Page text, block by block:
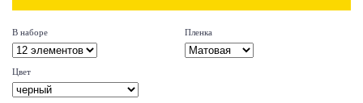
В наборе Пленка
Цвет